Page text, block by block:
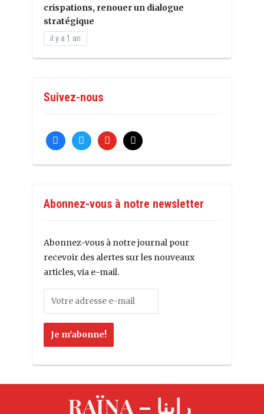
crispations, renouer un dialogue
stratégique
il y a 1 an
Suivez-nous
facebooktwitteryoutubemail
Abonnez-vous à notre newsletter
Abonnez-vous à notre journal pour
recevoir des alertes sur les nouveaux
articles, via e-mail.
RAÏNA – راينا